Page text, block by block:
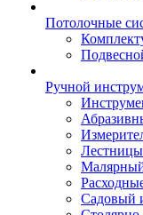
Потолочные
Ручной
Садовый